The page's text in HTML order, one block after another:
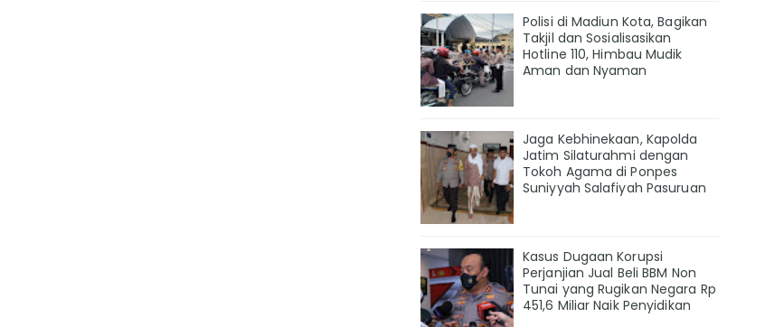
Polisi di Madiun Kota, Bagikan
Takjil dan Sosialisasikan
Hotline 110, Himbau Mudik
Aman dan Nyaman
Jaga Kebhinekaan, Kapolda
Jatim Silaturahmi dengan
Tokoh Agama di Ponpes
Suniyyah Salafiyah Pasuruan
Kasus Dugaan Korupsi
Perjanjian Jual Beli BBM Non
Tunai yang Rugikan Negara Rp
451,6 Miliar Naik Penyidikan